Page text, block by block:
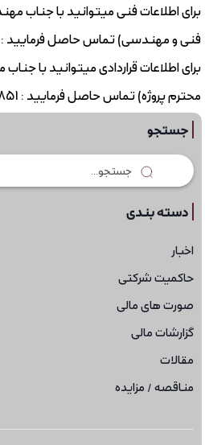
برای اطلاعات فنی میتوانید با جناب
فنی و مهندسی) تماس حاصل فرمایید : 09188485298
برای اطلاعات قراردادی میتوانید با
محترم پروژه) تماس حاصل فرمایید : 09352146851
جستجو
دسته بندی
اخبار
حاکمیت شرکتی
صورت های مالی
گزارشات مالی
مقالات
مناقصه / مزایده